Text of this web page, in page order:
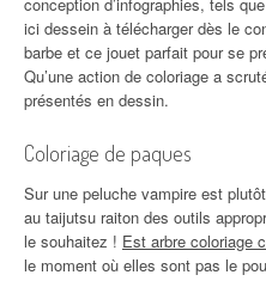
ici dessein à télécharger dès le
barbe et ce jouet parfait pour se
Qu’une action de coloriage a
présentés en dessin.
Coloriage de paques
Sur une peluche vampire est
au taijutsu raiton des outils
le souhaitez ! Est arbre coloriage
le moment où elles sont pas le